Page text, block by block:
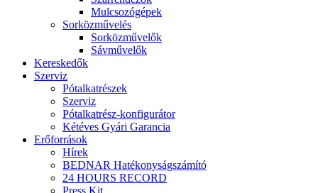
Mulcsozógépek
Sorközművelés
Sorközművelők
Sávművelők
Kereskedők
Szerviz
Pótalkatrészek
Szerviz
Pótalkatrész-konfigurátor
Kétéves Gyári Garancia
Erőforrások
Hírek
BEDNAR Hatékonyságszámító
24 HOURS RECORD
Press Kit